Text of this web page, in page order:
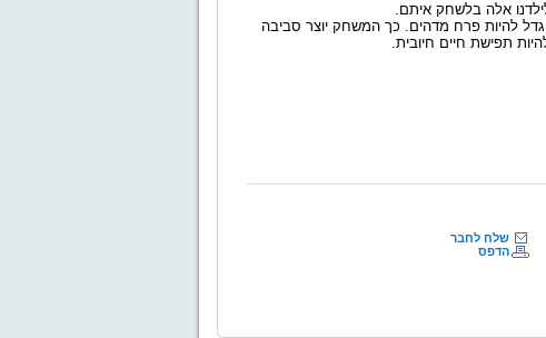
אלה בלשחק איתם.
להיות פרח מדהים. כך המשחק יוצר סביבה
תפישת חיים חיובית.
שלח לחבר
הדפס